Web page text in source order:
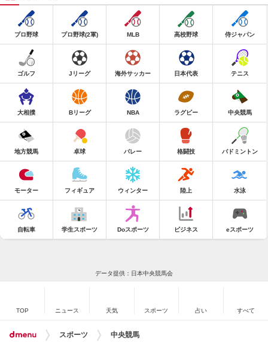
プロ野球 プロ野球(2軍) MLB 高校野球 侍ジャパン
ゴルフ Jリーグ 海外サッカー 日本代表 テニス
大相撲 Bリーグ NBA ラグビー 中央競馬
地方競馬 卓球 バレー 格闘技 バドミントン
モーター フィギュア ウィンター 陸上 水泳
自転車 学生スポーツ Doスポーツ ビジネス eスポーツ
データ提供：日本中央競馬会
TOP ニュース 天気 スポーツ 占い すべて
スポーツ 中央競馬